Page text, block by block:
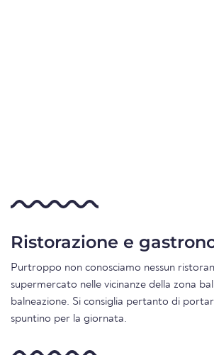
Ristorazione e
Purtroppo non conosciamo nessun
supermercato nelle vicinanze della zona
balneazione. Si consiglia pertanto di
spuntino per la giornata.